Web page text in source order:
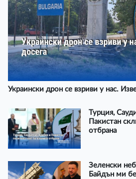
Украински дрон се взриви у нас.
Турция,
Пакистан
отбрана
Зеленски
Байдън ми